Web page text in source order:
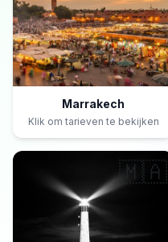
Marrakech
Klik om tarieven te bekijken
🇲🇦